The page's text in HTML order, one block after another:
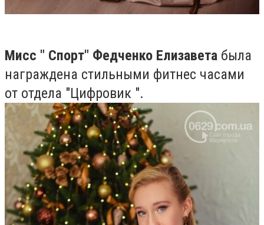
Мисс " Спорт" Федченко Елизавета была
награждена стильными фитнес часами
от отдела "Цифровик ".